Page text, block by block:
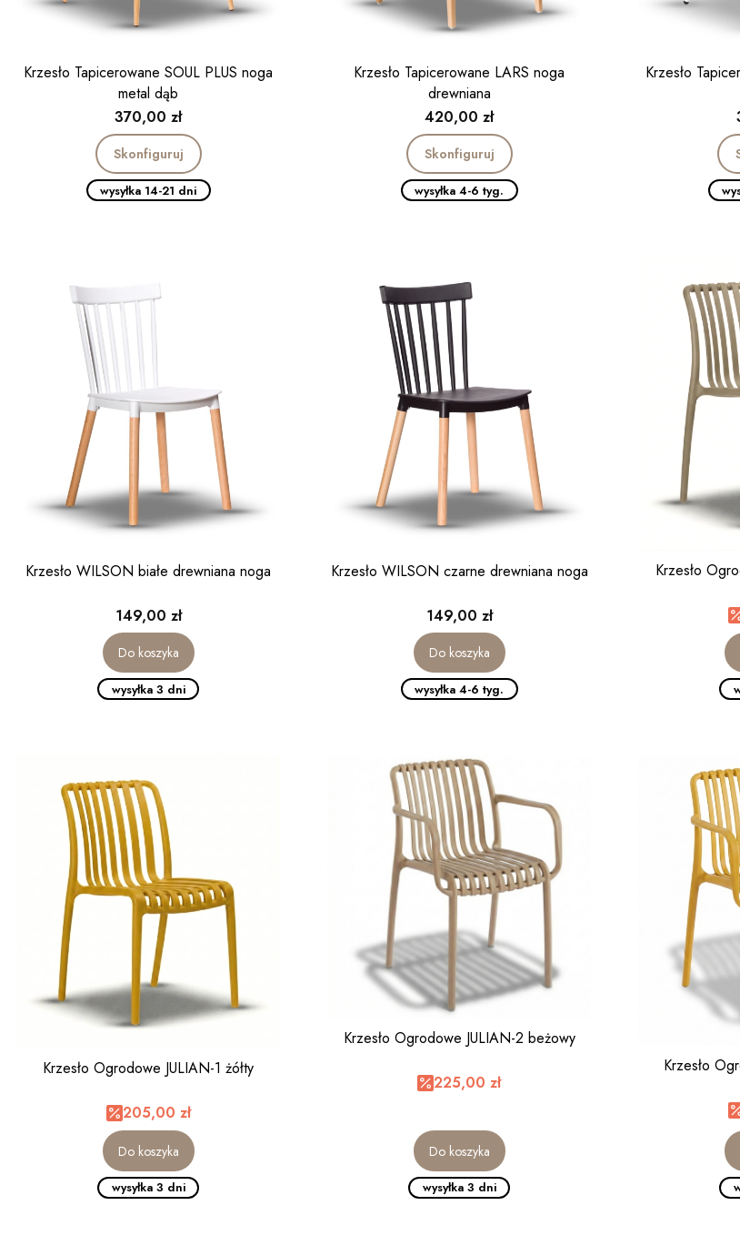
Krzesło Tapicerowane SOUL PLUS noga
metal dąb
Cena
370,00 zł
Skonfiguruj
wysyłka 14-21 dni
Krzesło Tapicerowane LARS noga
drewniana
Cena
420,00 zł
Skonfiguruj
wysyłka 4-6 tyg.
Krzesło
Krzesło WILSON białe drewniana noga
Cena
149,00 zł
Do koszyka
wysyłka 3 dni
Krzesło WILSON czarne drewniana noga
Cena
149,00 zł
Do koszyka
wysyłka 4-6 tyg.
Krzesło
Krzesło Ogrodowe JULIAN-1 żółty
205,00 zł
Do koszyka
wysyłka 3 dni
Krzesło Ogrodowe JULIAN-2 beżowy
225,00 zł
Do koszyka
wysyłka 3 dni
Krzesło